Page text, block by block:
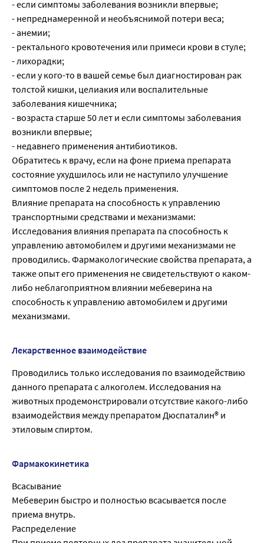
- если симптомы заболевания возникли впервые;
- непреднамеренной и необъяснимой потери веса;
- анемии;
- ректального кровотечения или примеси крови в стуле;
- лихорадки;
- если у кого-то в вашей семье был диагностирован рак
толстой кишки, целиакия или воспалительные
заболевания кишечника;
- возраста старше 50 лет и если симптомы заболевания
возникли впервые;
- недавнего применения антибиотиков.
Обратитесь к врачу, если на фоне приема препарата
состояние ухудшилось или не наступило улучшение
симптомов после 2 недель применения.
Влияние препарата на способность к управлению
транспортными средствами и механизмами:
Исследования влияния препарата па способность к
управлению автомобилем и другими механизмами не
проводились. Фармакологические свойства препарата, а
также опыт его применения не свидетельствуют о каком-
либо неблагоприятном влиянии мебеверина на
способность к управлению автомобилем и другими
механизмами.
Лекарственное взаимодействие
Проводились только исследования по взаимодействию
данного препарата с алкоголем. Исследования на
животных продемонстрировали отсутствие какого-либо
взаимодействия между препаратом Дюспаталин® и
этиловым спиртом.
Фармакокинетика
Всасывание
Мебеверин быстро и полностью всасывается после
приема внутрь.
Распределение